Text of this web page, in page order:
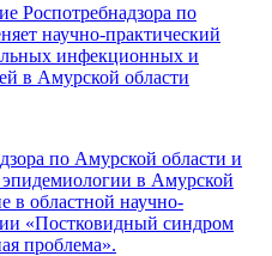
Роспотребнадзора по
научно-практический
инфекционных и
в Амурской области
по Амурской области и
в Амурской
в областной научно-
«Постковидный синдром
проблема».